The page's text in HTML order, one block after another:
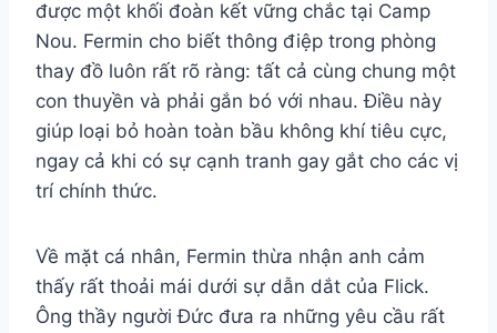
được một khối đoàn kết vững chắc tại Camp
Nou. Fermin cho biết thông điệp trong phòng
thay đồ luôn rất rõ ràng: tất cả cùng chung một
con thuyền và phải gắn bó với nhau. Điều này
giúp loại bỏ hoàn toàn bầu không khí tiêu cực,
ngay cả khi có sự cạnh tranh gay gắt cho các vị
trí chính thức.
Về mặt cá nhân, Fermin thừa nhận anh cảm
thấy rất thoải mái dưới sự dẫn dắt của Flick.
Ông thầy người Đức đưa ra những yêu cầu rất